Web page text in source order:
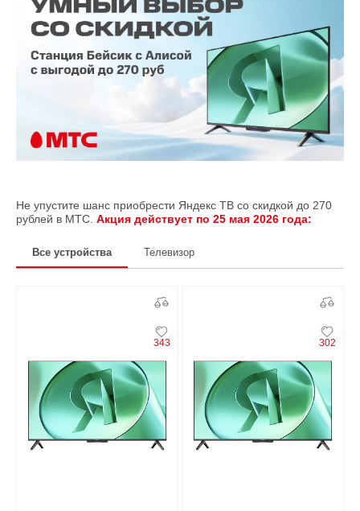
Не упустите шанс приобрести Яндекс ТВ со скидкой до 270
рублей в МТС. Акция действует по 25 мая 2026 года:
Все устройства Телевизор
343 302